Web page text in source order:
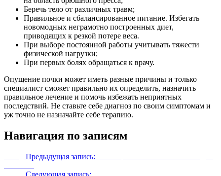
Беречь тело от различных травм;
Правильное и сбалансированное питание. Избегать
новомодных неграмотно построенных диет,
приводящих к резкой потере веса.
При выборе постоянной работы учитывать тяжести
физической нагрузки;
При первых болях обращаться к врачу.
Опущение почки может иметь разные причины и только
специалист сможет правильно их определить, назначить
правильное лечение и помочь избежать неприятных
последствий. Не ставьте себе диагноз по своим симптомам и
уж точно не назначайте себе терапию.
Навигация по записям
Предыдущая запись:
Следующая запись: